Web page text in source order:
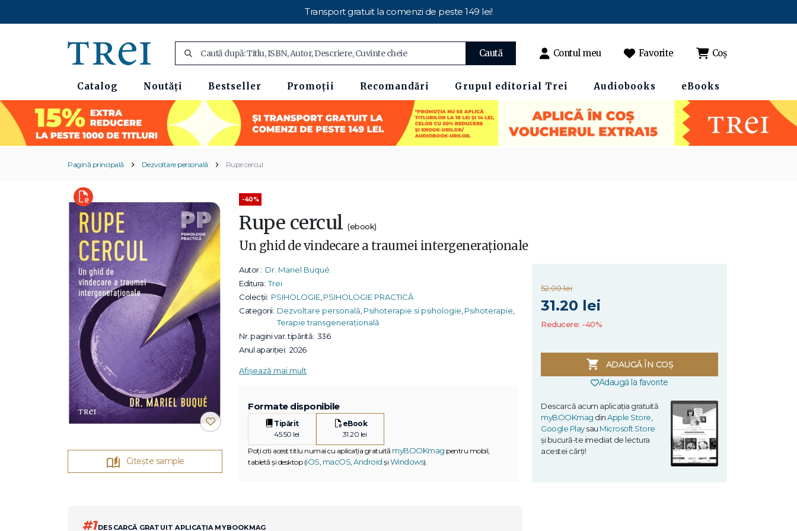
Transport gratuit la comenzi de peste 149 lei!
Caută Contul meu Favorite Coș
Catalog Noutăți Bestseller Promoții Recomandări Grupul editorial Trei Audiobooks eBooks
Pagină principală Dezvoltare personală Rupe cercul
Citește sample
-40%
Rupe cercul (ebook)
Un ghid de vindecare a traumei intergeneraționale
Autor : Dr. Mariel Buqué
Editura: Trei
Colecții: PSIHOLOGIE, PSIHOLOGIE PRACTICĂ
Categorii: Dezvoltare personală Psihoterapie si psihologie Psihoterapie
Terapie transgenerațională
Nr. pagini var. tipărită: 336
Anul apariției: 2026
Afișează mai mult
Formate disponibile
Tipărit
45.50 lei
eBook
31.20 lei
Poți citi acest titlu numai cu aplicația gratuită myBOOKmag pentru mobil,
tabletă și desktop (iOS, macOS, Android și Windows).
52.00 lei
31.20 lei
Reducere: -40%
ADAUGĂ ÎN COȘ
Adaugă la favorite
Descarcă acum aplicația gratuită
myBOOKmag dinApple Store
Google Playsau Microsoft Store
și bucură-te imediat de lectura
acestei cărți!
#1DESCARCĂ GRATUIT APLICAȚIA MYBOOKMAG